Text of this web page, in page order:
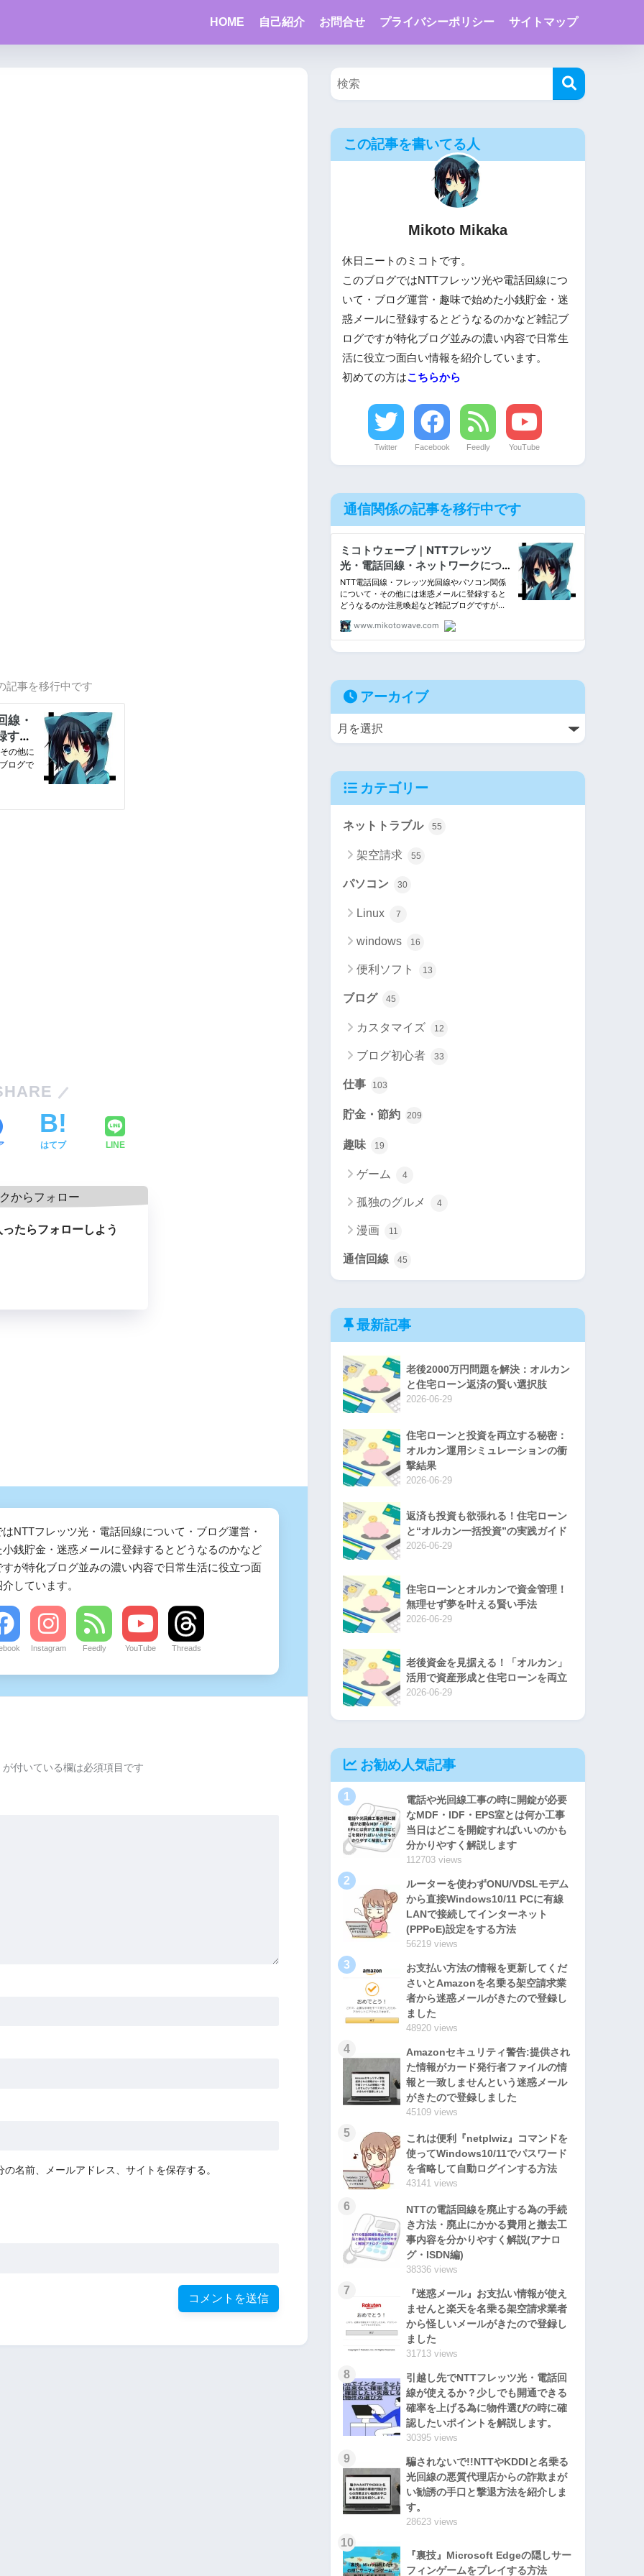
HOME 自己紹介 お問合せ プライバシーポリシー サイトマップ
記事を移行中です
はてブ LINE
たらフォローしよう
NTTフレッツ光・電話回線について・ブログ運営・
銭貯金・迷惑メールに登録するとどうなるのかなど
が特化ブログ並みの濃い内容で日常生活に役立つ面
しています。
Instagram Feedly YouTube Threads
が付いている欄は必須項目です
名前、メールアドレス、サイトを保存する。
この記事を書いてる人
Mikoto Mikaka
休日ニートのミコトです。
このブログではNTTフレッツ光や電話回線につ
いて・ブログ運営・趣味で始めた小銭貯金・迷
惑メールに登録するとどうなるのかなど雑記ブ
ログですが特化ブログ並みの濃い内容で日常生
活に役立つ面白い情報を紹介しています。
初めての方はこちらから
Twitter Facebook Feedly YouTube
通信関係の記事を移行中です
アーカイブ
カテゴリー
ネットトラブル 55
架空請求 55
パソコン 30
Linux 7
windows 16
便利ソフト 13
ブログ 45
カスタマイズ 12
ブログ初心者 33
仕事 103
貯金・節約 209
趣味 19
ゲーム 4
孤独のグルメ 4
漫画 11
通信回線 45
最新記事
老後2000万円問題を解決：オルカン
と住宅ローン返済の賢い選択肢
2026-06-29
住宅ローンと投資を両立する秘密：
オルカン運用シミュレーションの衝
撃結果
2026-06-29
返済も投資も欲張れる！住宅ローン
と“オルカン一括投資”の実践ガイド
2026-06-29
住宅ローンとオルカンで資金管理！
無理せず夢を叶える賢い手法
2026-06-29
老後資金を見据える！「オルカン」
活用で資産形成と住宅ローンを両立
2026-06-29
お勧め人気記事
1
電話や光回線工事の時に開錠が必要
なMDF・IDF・EPS室とは何か工事
当日はどこを開錠すればいいのかも
分かりやすく解説します
112703 views
2
ルーターを使わずONU/VDSLモデム
から直接Windows10/11 PCに有線
LANで接続してインターネット
(PPPoE)設定をする方法
56219 views
3
お支払い方法の情報を更新してくだ
さいとAmazonを名乗る架空請求業
者から迷惑メールがきたので登録し
ました
48920 views
4
Amazonセキュリティ警告:提供され
た情報がカード発行者ファイルの情
報と一致しませんという迷惑メール
がきたので登録しました
45109 views
5
これは便利『netplwiz』コマンドを
使ってWindows10/11でパスワード
を省略して自動ログインする方法
43141 views
6
NTTの電話回線を廃止する為の手続
き方法・廃止にかかる費用と撤去工
事内容を分かりやすく解説(アナロ
グ・ISDN編)
38336 views
7
『迷惑メール』お支払い情報が使え
ませんと楽天を名乗る架空請求業者
から怪しいメールがきたので登録し
ました
31713 views
8
引越し先でNTTフレッツ光・電話回
線が使えるか？少しでも開通できる
確率を上げる為に物件選びの時に確
認したいポイントを解説します。
30395 views
9
騙されないで!!NTTやKDDIと名乗る
光回線の悪質代理店からの詐欺まが
い勧誘の手口と撃退方法を紹介しま
す。
28623 views
10
『裏技』Microsoft Edgeの隠しサー
フィンゲームをプレイする方法